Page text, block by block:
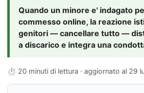
Quando un minore e' indagato
commesso online, la reazione
genitori — cancellare tutto —
a discarico e integra una
⏱ 20 minuti di lettura · aggiornato al 29